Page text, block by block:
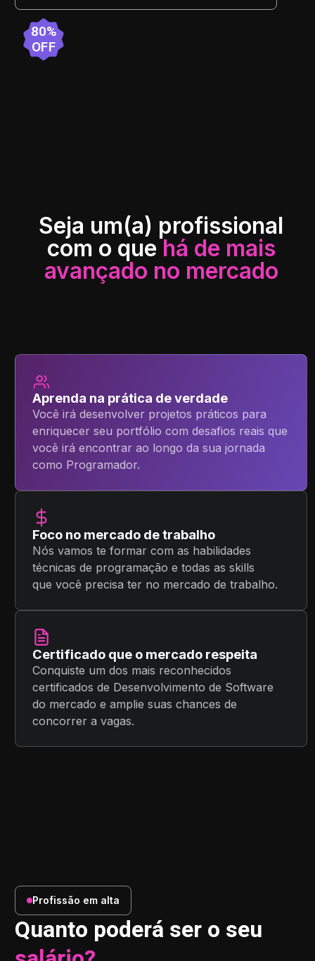
80%
OFF
Seja um(a) profissional
com o quehá de mais
avançado no mercado
Aprenda na prática de verdade
Você irá desenvolver projetos práticos para
enriquecer seu portfólio com desafios reais que
você irá encontrar ao longo da sua jornada
como Programador.
Foco no mercado de trabalho
Nós vamos te formar com as habilidades
técnicas de programação e todas as skills
que você precisa ter no mercado de trabalho.
Certificado que o mercado respeita
Conquiste um dos mais reconhecidos
certificados de Desenvolvimento de Software
do mercado e amplie suas chances de
concorrer a vagas.
Profissão em alta
Quanto poderá ser o seu